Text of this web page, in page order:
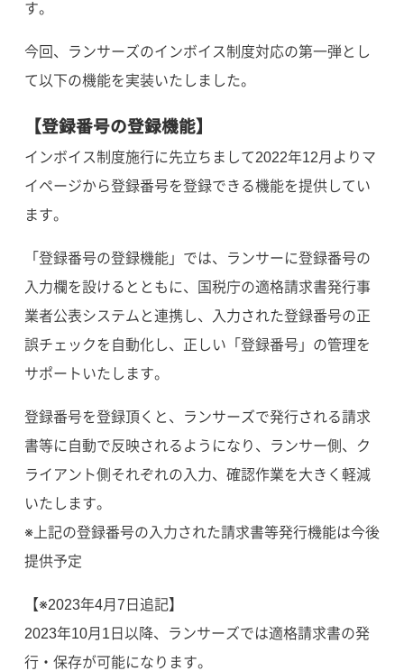
す。
今回、ランサーズのインボイス制度対応の第一弾とし
て以下の機能を実装いたしました。
【登録番号の登録機能】
インボイス制度施行に先立ちまして2022年12月よりマ
イページから登録番号を登録できる機能を提供してい
ます。
「登録番号の登録機能」では、ランサーに登録番号の
入力欄を設けるとともに、国税庁の適格請求書発行事
業者公表システムと連携し、入力された登録番号の正
誤チェックを自動化し、正しい「登録番号」の管理を
サポートいたします。
登録番号を登録頂くと、ランサーズで発行される請求
書等に自動で反映されるようになり、ランサー側、ク
ライアント側それぞれの入力、確認作業を大きく軽減
いたします。
※上記の登録番号の入力された請求書等発行機能は今後
提供予定
【※2023年4月7日追記】
2023年10月1日以降、ランサーズでは適格請求書の発
行・保存が可能になります。